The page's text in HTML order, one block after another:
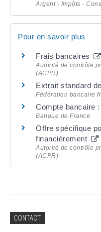
Argent - Impôts -
Pour en savoir plus
Frais bancaires
Autorité de contrôle
(ACPR)
Extrait standard
Fédération bancaire
Compte bancaire
Banque de France
Offre spécifique
financièrement
Autorité de contrôle
(ACPR)
CONTACT